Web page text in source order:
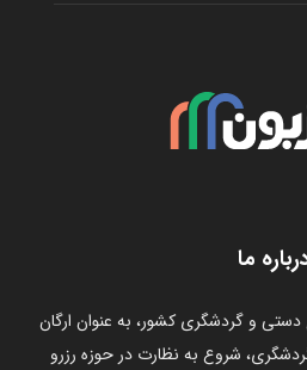
ما
دستی و گردشگری کشور، به عنوان ارگان
شروع به نظارت در حوزه رزرو